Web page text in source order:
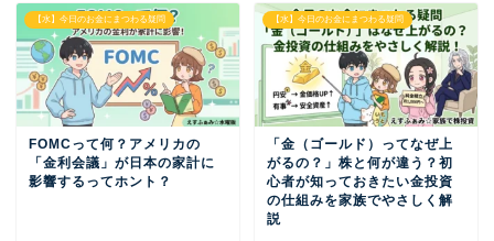
【水】今日のお金にまつわる疑問
FOMCって何？アメリカの
「金利会議」が日本の家計に
影響するってホント？
【水】今日のお金にまつわる疑問
「金（ゴールド）ってなぜ上
がるの？」株と何が違う？初
心者が知っておきたい金投資
の仕組みを家族でやさしく解
説